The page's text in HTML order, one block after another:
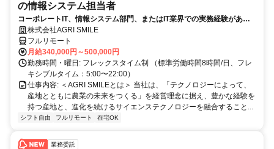
の情報システム担当者
コーポレートIT、情報システム部門、またはIT業界での実務経験がある
方、大歓迎！
株式会社AGRI SMILE
フルリモート
月給340,000円～500,000円
勤務時間・曜日: フレックスタイム制 （標準労働時間8時間/日、フレ
キシブルタイム：5:00〜22:00）
仕事内容: ＜AGRI SMILEとは＞ 当社は、「テクノロジーによって、
産地とともに農業の未来をつくる」を経営理念に据え、豊かな経験を
持つ産地と、進化を続けるサイエンステクノロジーを融合すること...
シフト自由 フルリモート 在宅OK
業務委託